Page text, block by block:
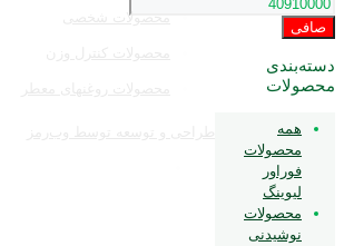
صافی
دسته‌بندی
محصولات
همه
محصولات
فوراور
لیوینگ
محصولات
نوشیدنی
محصولات شخصی